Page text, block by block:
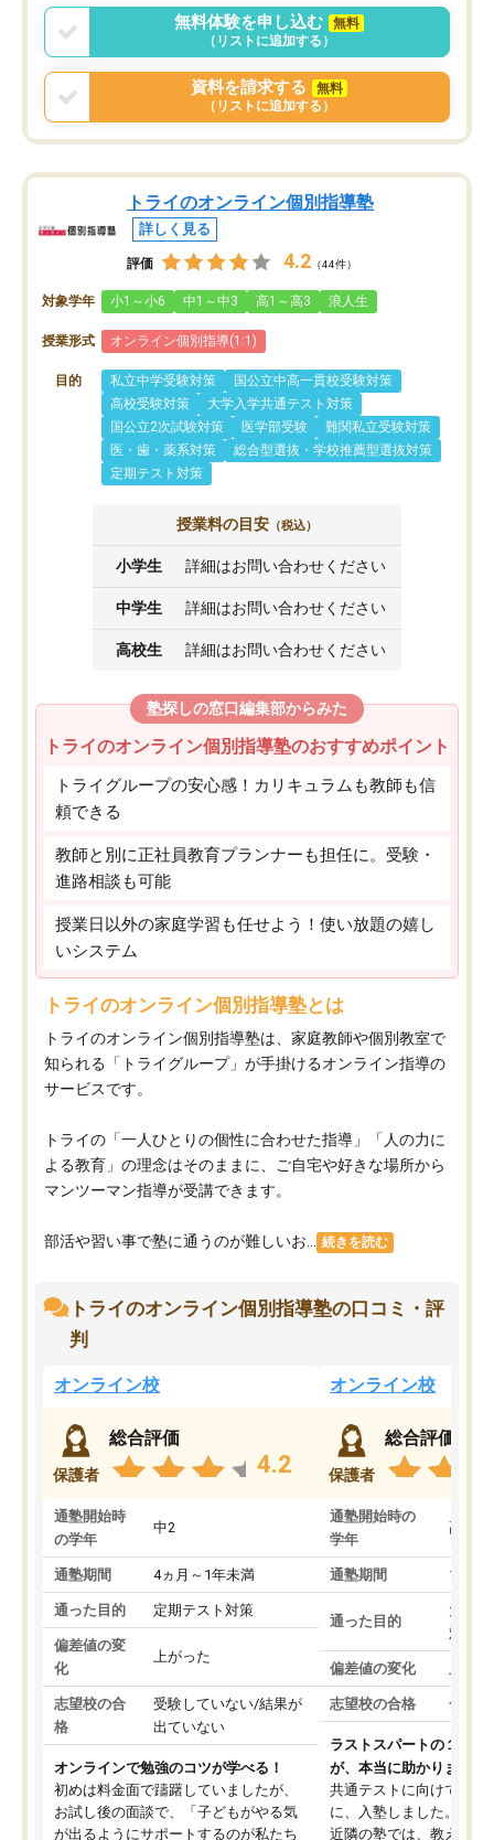
言う事で講師変更の申し出があり、あ
まりに短期での変更だった為、塾に通
う事にして退会しました。遅れも取り
戻せ、授業内容や講師の方は良かった
と思います。
無料体験を申し込む
無料
（リストに追加する）
資料を請求する
無料
（リストに追加する）
トライのオンライン個別指導塾
詳しく見る
評価 4.2 （44件）
対象学年 小1～小6 中1～中3 高1～高3 浪人生
授業形式 オンライン個別指導(1:1)
目的 私立中学受験対策
国公立中高一貫校受験対策
高校受験対策
大学入学共通テスト対策
国公立2次試験対策
医学部受験
難関私立受験対策
医・歯・薬系対策
総合型選抜・学校推薦型選抜対策
定期テスト対策
授業料の目安 （税込）
小学生 詳細はお問い合わせください
中学生 詳細はお問い合わせください
高校生 詳細はお問い合わせください
塾探しの窓口編集部からみた
トライのオンライン個別指導塾のおすすめポイント
トライグループの安心感！カリキュラムも教師も信
頼できる
教師と別に正社員教育プランナーも担任に。受験・
進路相談も可能
授業日以外の家庭学習も任せよう！使い放題の嬉し
いシステム
トライのオンライン個別指導塾とは
トライのオンライン個別指導塾は、家庭教師や個別教室で
知られる「トライグループ」が手掛けるオンライン指導の
サービスです。
トライの「一人ひとりの個性に合わせた指導」「人の力に
よる教育」の理念はそのままに、ご自宅や好きな場所から
マンツーマン指導が受講できます。
部活や習い事で塾に通うのが難しいお... 続きを読む
トライのオンライン個別指導塾の口コミ・評
判
オンライン校
保護者
総合評価
4.2
通塾開始時
の学年
中2
通塾期間 4ヵ月～1年未満
通った目的 定期テスト対策
偏差値の変
化
上がった
志望校の合
格
受験していない/結果が
出ていない
オンラインで勉強のコツが学べる！
初めは料金面で躊躇していましたが、
お試し後の面談で、「子どもがやる気
が出るようにサポートするのが私たち
オンライン校
保護者
総合評価
通塾開始時の
学年
高3
通塾期間 1～3
通った目的
大学
対策
偏差値の変化
志望校の合格 合格
ラストスパートの１か月
が、本当に助かりました
共通テストに向けての追
に、入塾しました。田舎
近隣の塾では、教えても